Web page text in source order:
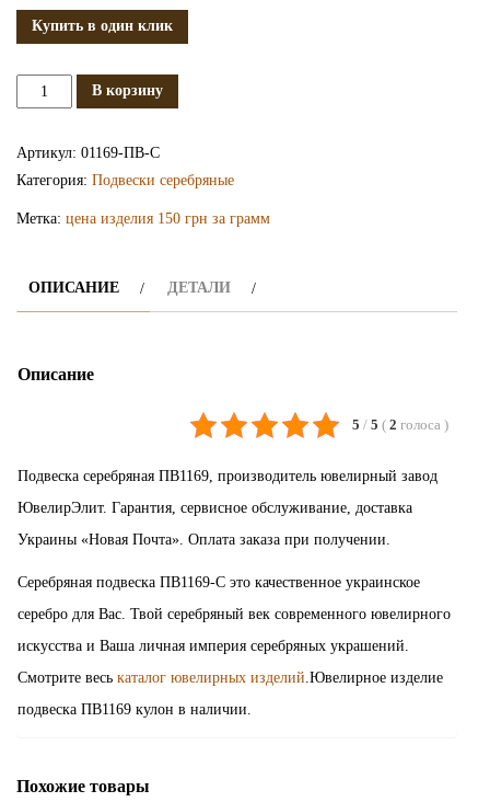
Купить в один клик
КоличествоВ корзину
Артикул: 01169-ПВ-С
Категория: Подвески серебряные
Метка: цена изделия 150 грн за грамм
ОПИСАНИЕ ДЕТАЛИ
Описание
5 / 5 ( 2 голоса )
Подвеска серебряная ПВ1169, производитель ювелирный завод
ЮвелирЭлит. Гарантия, сервисное обслуживание, доставка
Украины «Новая Почта». Оплата заказа при получении.
Серебряная подвеска ПВ1169-С это качественное украинское
серебро для Вас. Твой серебряный век современного ювелирного
искусства и Ваша личная империя серебряных украшений.
Смотрите весь каталог ювелирных изделий .Ювелирное изделие
подвеска ПВ1169 кулон в наличии.
Похожие товары